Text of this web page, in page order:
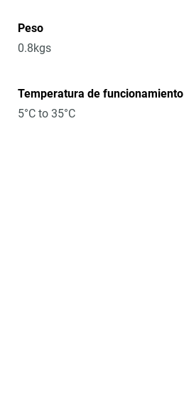
Peso
0.8kgs
Temperatura de funcionamiento
5°C to 35°C